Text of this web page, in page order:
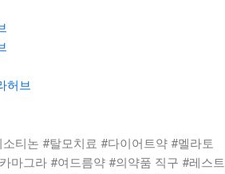
허브
티논 #탈모치료 #다이어트약 #멜라토
마그라 #여드름약 #의약품 직구 #레스트